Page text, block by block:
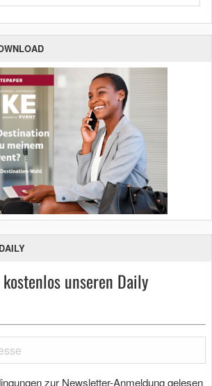
unseren Daily
zur Newsletter-Anmeldung gelesen